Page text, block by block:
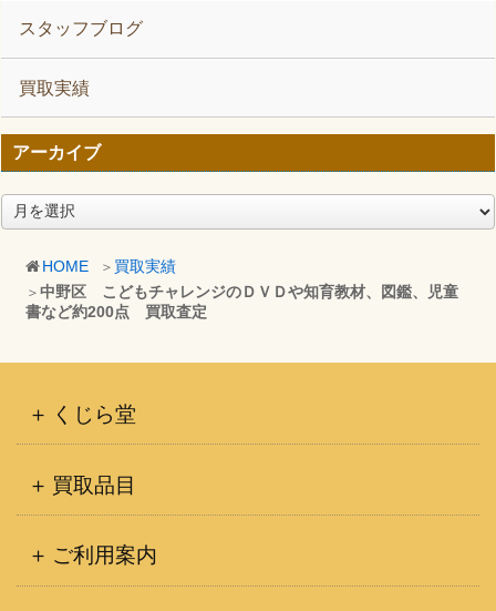
HOME
買取実績
中野区 こどもチャレンジのＤＶＤや知育教材、図鑑、児童
書など約200点 買取査定
スタッフブログ
買取実績
アーカイブ
ア
ー
くじら堂
買取品目
ご利用案内